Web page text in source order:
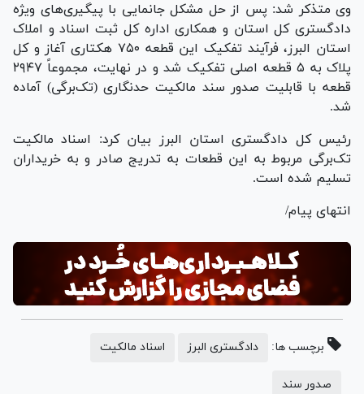
وی متذکر شد: پس از حل مشکل جانمایی با پیگیری‌های ویژه
دادگستری کل استان و همکاری اداره کل ثبت اسناد و املاک
استان البرز، فرآیند تفکیک این قطعه ۷۵۰ هکتاری آغاز و کل
پلاک به ۵ قطعه اصلی تفکیک شد و در نهایت، مجموعاً ۲۹۴۷
قطعه با قابلیت صدور سند مالکیت حدنگاری (تک‌برگی) آماده
شد.
رئیس کل دادگستری استان البرز بیان کرد: اسناد مالکیت
تک‌برگی مربوط به این قطعات به تدریج صادر و به خریداران
تسلیم شده است.
انتهای پیام/
برچسب ها: دادگستری البرز اسناد مالکیت
صدور سند